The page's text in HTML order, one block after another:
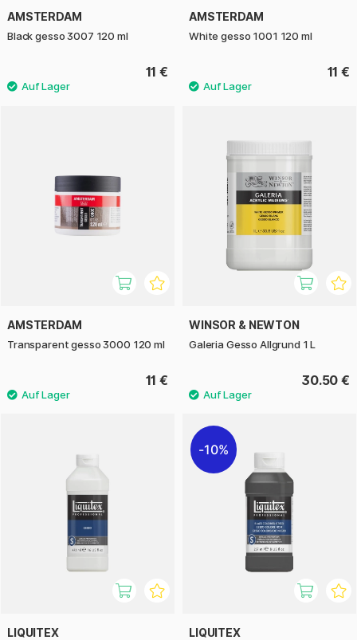
AMSTERDAM
Black gesso 3007 120 ml
11 €
AMSTERDAM
White gesso 1001 120 ml
11 €
AMSTERDAM
Transparent gesso 3000 120 ml
11 €
WINSOR & NEWTON
Galeria Gesso Allgrund 1 L
30.50 €
LIQUITEX
10%
LIQUITEX